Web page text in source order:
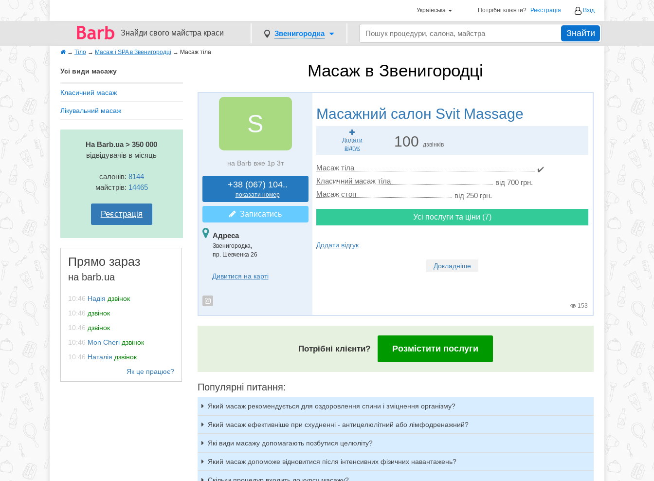
Українська Потрібні клієнти? Реєстрація Вхід
Знайди свого майстра краси Звенигородка Знайти
→ Тіло → Масаж і SPA в Звенигородці → Масаж тіла
Масаж в Звенигородці
Усі види масажу
Класичний масаж
Лікувальний масаж
На Barb.ua > 350 000
відвідувачів в місяць
салонів: 8144
майстрів: 14465
Реєстрація
Прямо зараз
на barb.ua
10:46 Надія дзвінок
10:46 дзвінок
10:46 дзвінок
10:46 Mon Cheri дзвінок
10:46 Наталія дзвінок
S
на Barb вже 1р 3т
+38 (067) 104..
показати номер
Записатись
Адреса
Звенигородка,
пр. Шевченка 26
Дивитися на карті
Масажний салон Svit Massage
Додати
відгук
100 дзвінків
Масаж тіла
✔️
Класичний масаж тіла
від 700 грн.
Масаж стоп
від 250 грн.
Усі послуги та ціни (7)
Додати відгук
Докладніше
153
Потрібні клієнти? Розмістити послуги
Популярні питання:
Який масаж рекомендується для оздоровлення спини і зміцнення організму?
Який масаж ефективніше при схудненні - антицелюлітний або лімфодренажний?
Які види масажу допомагають позбутися целюліту?
Який масаж допоможе відновитися після інтенсивних фізичних навантажень?